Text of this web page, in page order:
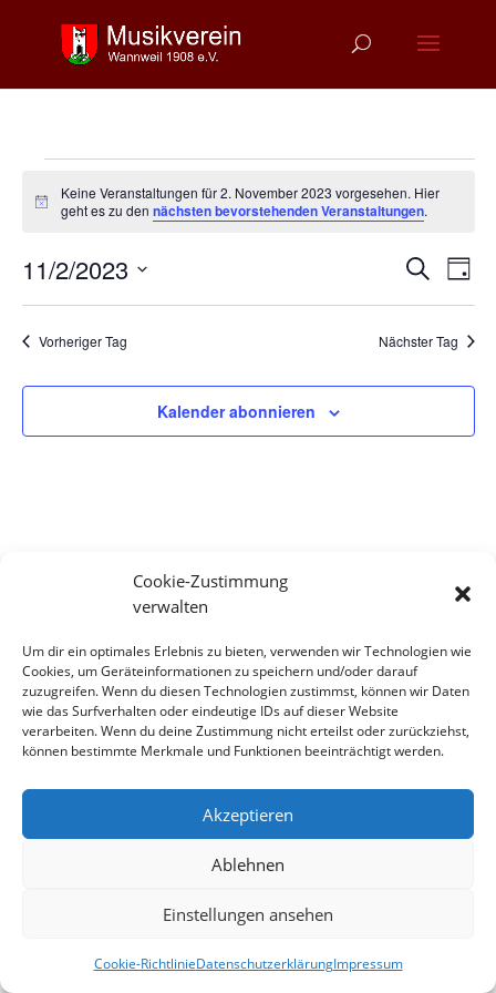
Cookie-Zustimmung
verwalten
Um dir ein optimales Erlebnis zu bieten, verwenden wir Technologien wie
Cookies, um Geräteinformationen zu speichern und/oder darauf
zuzugreifen. Wenn du diesen Technologien zustimmst, können wir Daten
wie das Surfverhalten oder eindeutige IDs auf dieser Website
verarbeiten. Wenn du deine Zustimmung nicht erteilst oder zurückziehst,
können bestimmte Merkmale und Funktionen beeinträchtigt werden.
Akzeptieren
Ablehnen
Einstellungen ansehen
Cookie-RichtlinieDatenschutzerklärungImpressum
Veranstaltungen
für
November
2023
Hinweis
Keine Veranstaltungen für 2. November 2023 vorgesehen. Hier
geht es zu dennächsten bevorstehenden Veranstaltungen.
Suche
SucheTag
11/2/2023
Vorheriger Tag Nächster Tag
Kalender abonnieren
Cookie-Richtlinie (EU)
© Musikverein Wannweil